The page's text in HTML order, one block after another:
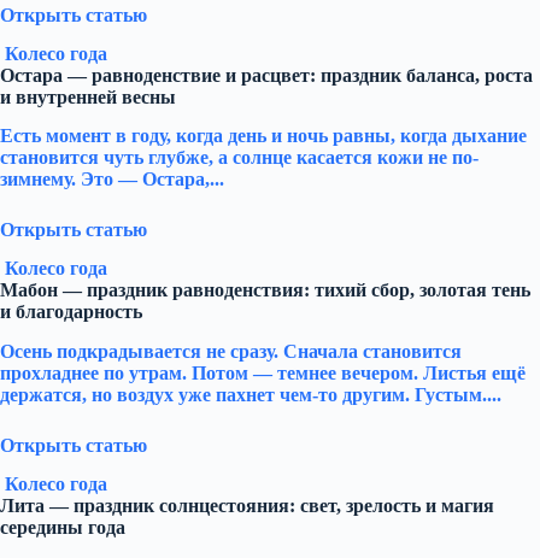
Открыть статью
Колесо года
Остара — равноденствие и расцвет: праздник баланса, роста
и внутренней весны
Есть момент в году, когда день и ночь равны, когда дыхание
становится чуть глубже, а солнце касается кожи не по-
зимнему. Это — Остара,...
Открыть статью
Колесо года
Мабон — праздник равноденствия: тихий сбор, золотая тень
и благодарность
Осень подкрадывается не сразу. Сначала становится
прохладнее по утрам. Потом — темнее вечером. Листья ещё
держатся, но воздух уже пахнет чем-то другим. Густым....
Открыть статью
Колесо года
Лита — праздник солнцестояния: свет, зрелость и магия
середины года